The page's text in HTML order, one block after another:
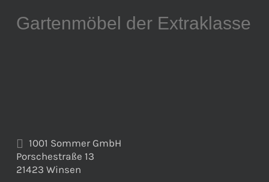
Gartenmöbel der Extraklasse
1001 Sommer GmbH
Porschestraße 13
21423 Winsen